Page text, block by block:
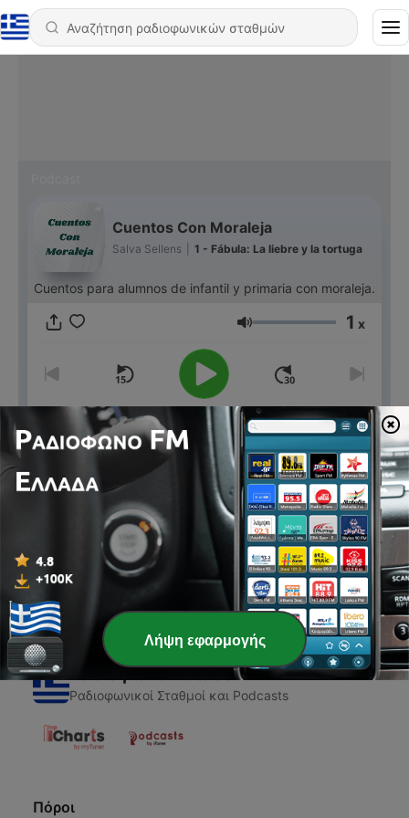
Cuentos Con Moraleja
Salva Sellens 1 - Fábula: La liebre y la tortuga
Cuentos para alumnos de infantil y primaria con moraleja.
Ένταση 1 x
00:00
Επεισόδια
Fábula: La liebre y la tortuga
23 Απρ 2021
Ραδιοφωνικοί Σταθμοί και Podcasts
Πόροι
Λήψη εφαρμογής